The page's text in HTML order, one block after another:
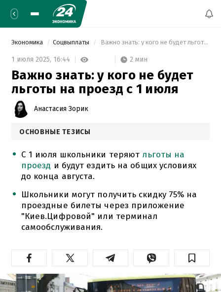
Экономика Соцвыплаты Важно знать: у кого не будет льготы на проезд с 1 июля
1 июля 2025, 16:44 2 мин
Важно знать: у кого не будет
льготы на проезд с 1 июля
Анастасия Зорик
ОСНОВНЫЕ ТЕЗИСЫ
С 1 июля школьники теряют льготы на
проезд и будут ездить на общих условиях
до конца августа.
Школьники могут получить скидку 75% на
проездные билеты через приложение
"Киев.Цифровой" или терминал
самообслуживания.